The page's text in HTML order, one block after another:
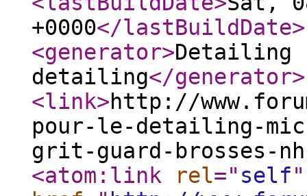
+0000</lastBuildDate>
<generator>Detailing
detailing</generator>
<link>http://
pour-le-detailing-
grit-guard-brosses-
<atom:link
rel=" self"